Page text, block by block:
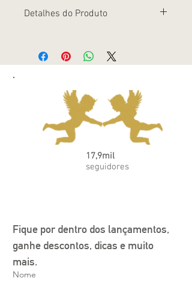
Detalhes do Produto
egípcio off white - Coleção Teddy é a
escolha perfeita para manter seu bebê
alta qualidade, este conjunto é macio ao
toque e suave na pele delicada do bebê.
O body possui fecho de botões na parte
inferior para facilitar a troca de fraldas,
enquanto o shorts tem elástico na
cintura para um ajuste perfeito. O design
17,9mil
seguidores
Fique por dentro dos lançamentos,
ganhe descontos, dicas e muito
mais.
Nome